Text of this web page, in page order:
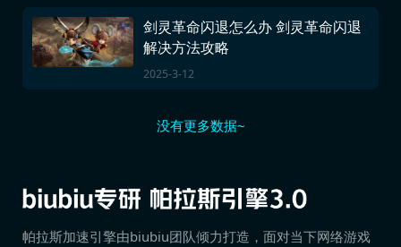
剑灵革命闪退怎么办 剑灵革命闪退
解决方法攻略
2025-3-12
没有更多数据~
帕拉斯加速引擎由biubiu团队倾力打造，面对当下网络游戏